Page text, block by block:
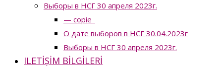
Выборы в НСГ 30 апреля 2023г.
— copie_
О дате выборов в НСГ 30.04.2023г
Выборы в НСГ 30 апреля 2023г.
ILETIȘIM BILGILERI